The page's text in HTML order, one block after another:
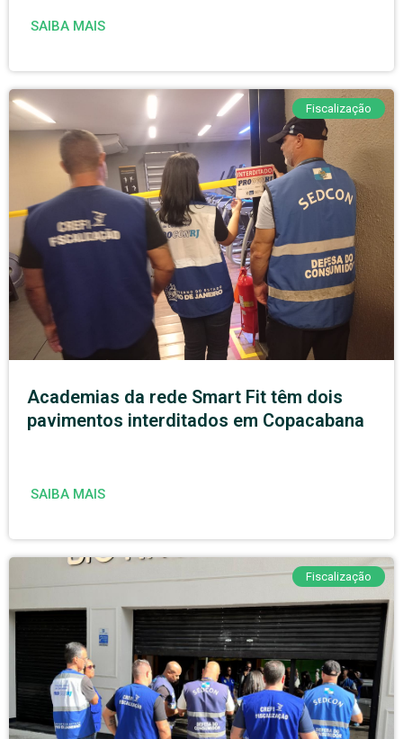
SAIBA MAIS
Fiscalização
Academias da rede Smart Fit têm dois
pavimentos interditados em Copacabana
SAIBA MAIS
Fiscalização